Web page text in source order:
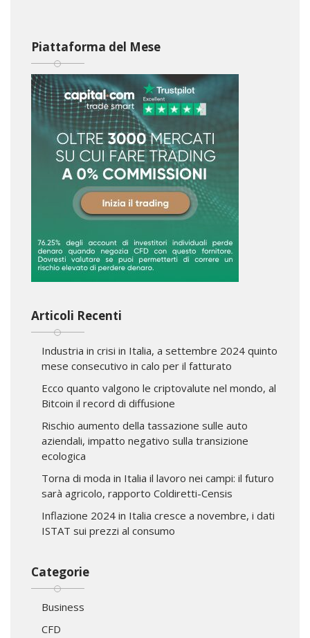
Piattaforma del Mese
Articoli Recenti
Industria in crisi in Italia, a settembre 2024 quinto
mese consecutivo in calo per il fatturato
Ecco quanto valgono le criptovalute nel mondo, al
Bitcoin il record di diffusione
Rischio aumento della tassazione sulle auto
aziendali, impatto negativo sulla transizione
ecologica
Torna di moda in Italia il lavoro nei campi: il futuro
sarà agricolo, rapporto Coldiretti-Censis
Inflazione 2024 in Italia cresce a novembre, i dati
ISTAT sui prezzi al consumo
Categorie
Business
CFD